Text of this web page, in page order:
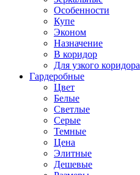
Особенности
Купе
Эконом
Назначение
В коридор
Для узкого коридора
Гардеробные
Цвет
Белые
Светлые
Серые
Темные
Цена
Элитные
Дешевые